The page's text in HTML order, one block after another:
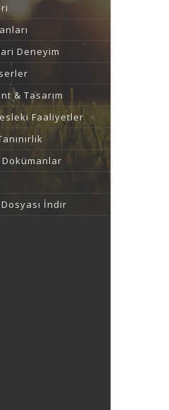
Deneyim
& Tasarım
Faaliyetler
İndir